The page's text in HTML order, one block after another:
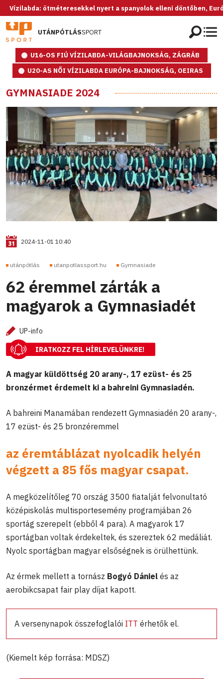
ötméteresekkel nyert a spanyolok elleni döntőben, Európa-
UTÁNPÓTLÁSSPORT
U16-OS FIÚ VÍZILABDA-VILÁGBAJNOKSÁG, ZÁGRÁB
U20-AS NŐI VÍZILABDA EURÓPA-BAJNOKSÁG, OEIRAS
GYMNASIADE 2024
2024-11-01 10:40
utánpótlás utanpotlassport.hu Gymnasiade
62 éremmel zárták a
magyarok a Gymnasiadét
UP-info
IRATKOZZ FEL HÍRLEVELÜNKRE!
A magyar küldöttség 20 arany-, 17 ezüst- és 25
bronzérmet érdemelt ki a bahreini Gymnasiadén.
A bahreini Manamában rendezett Gymnasiadén 20 arany-,
17 ezüst- és 25 bronzéremmel
az éremtáblázat nyolcadik helyén
végzett a 85 fős magyar csapat.
A megközelítőleg 70 ország 3500 fiatalját felvonultató
középiskolás multisportesemény programjában 26
sportág szerepelt (ebből 4 para). A magyarok 17
sportágban voltak érdekeltek, és szereztek 62 medáliát.
Nyolc sportágban magyar elsőségnek is örülhettünk.
Az érmek mellett a tornász Bogyó Dániel és az
aerobikcsapat fair play díjat kapott.
A versenynapok összefoglalói ITT érhetők el.
(Kiemelt kép forrása: MDSZ)